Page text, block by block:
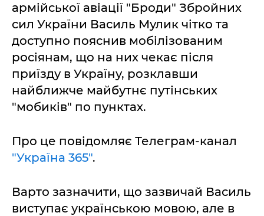
армійської авіації "Броди" Збройних
сил України Василь Мулик чітко та
доступно пояснив мобілізованим
росіянам, що на них чекає після
приїзду в Україну, розклавши
найближче майбутнє путінських
"мобиків" по пунктах.
Про це повідомляє Телеграм-канал
"Україна 365".
Варто зазначити, що зазвичай Василь
виступає українською мовою, але в